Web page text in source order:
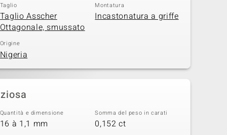
Taglio
Taglio Asscher
Ottagonale, smussato
Montatura
Incastonatura a griffe
Origine
Nigeria
Quantità e dimensione
16 à 1,1 mm
Somma del peso in carati
0,152 ct